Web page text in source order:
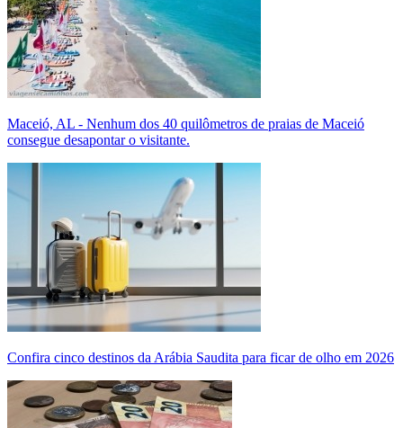
Maceió, AL - Nenhum dos 40 quilômetros de praias de Maceió
consegue desapontar o visitante.
Confira cinco destinos da Arábia Saudita para ficar de olho em 2026